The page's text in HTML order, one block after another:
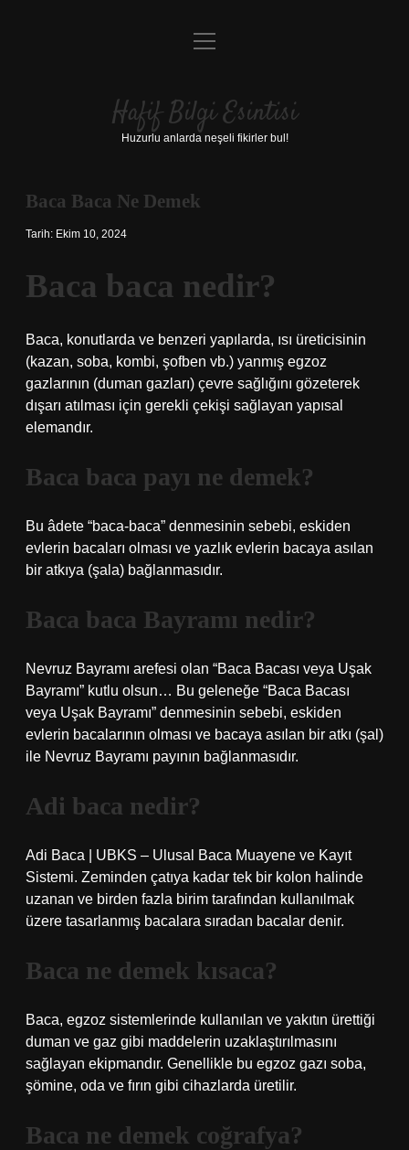
Anasayfa
Yasal Uyarı
menüyü
Hafif Bilgi Esintisi
Huzurlu anlarda neşeli fikirler bul!
Baca Baca Ne Demek
Tarih: Ekim 10, 2024
Baca baca nedir?
Baca, konutlarda ve benzeri yapılarda, ısı üreticisinin
(kazan, soba, kombi, şofben vb.) yanmış egzoz
gazlarının (duman gazları) çevre sağlığını gözeterek
dışarı atılması için gerekli çekişi sağlayan yapısal
elemandır.
Baca baca payı ne demek?
Bu âdete “baca-baca” denmesinin sebebi, eskiden
evlerin bacaları olması ve yazlık evlerin bacaya asılan
bir atkıya (şala) bağlanmasıdır.
Baca baca Bayramı nedir?
Nevruz Bayramı arefesi olan “Baca Bacası veya Uşak
Bayramı” kutlu olsun… Bu geleneğe “Baca Bacası
veya Uşak Bayramı” denmesinin sebebi, eskiden
evlerin bacalarının olması ve bacaya asılan bir atkı (şal)
ile Nevruz Bayramı payının bağlanmasıdır.
Adi baca nedir?
Adi Baca | UBKS – Ulusal Baca Muayene ve Kayıt
Sistemi. Zeminden çatıya kadar tek bir kolon halinde
uzanan ve birden fazla birim tarafından kullanılmak
üzere tasarlanmış bacalara sıradan bacalar denir.
Baca ne demek kısaca?
Baca, egzoz sistemlerinde kullanılan ve yakıtın ürettiği
duman ve gaz gibi maddelerin uzaklaştırılmasını
sağlayan ekipmandır. Genellikle bu egzoz gazı soba,
şömine, oda ve fırın gibi cihazlarda üretilir.
Baca ne demek coğrafya?